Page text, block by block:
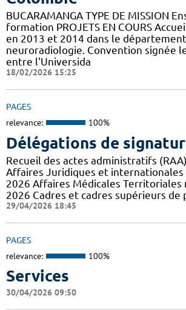
BUCARAMANGA TYPE DE MISSION
formation PROJETS EN COURS
en 2013 et 2014 dans le
neuroradiologie. Convention signée
entre l'Universida
18/02/2026 15:25
PAGES
relevance: 100%
Délégations de
Recueil des actes administratifs
Affaires Juridiques et internationales
2026 Affaires Médicales Territoriales
2026 Cadres et cadres supérieurs de
29/04/2026 18:45
PAGES
relevance: 100%
Services
30/04/2026 09:50